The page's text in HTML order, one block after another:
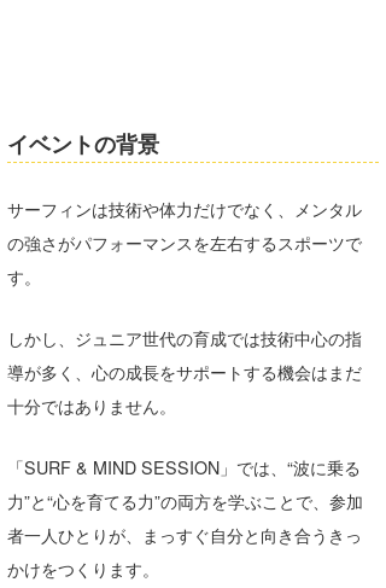
イベントの背景
サーフィンは技術や体力だけでなく、メンタル
の強さがパフォーマンスを左右するスポーツで
す。
しかし、ジュニア世代の育成では技術中心の指
導が多く、心の成長をサポートする機会はまだ
十分ではありません。
「SURF & MIND SESSION」では、“波に乗る
力”と“心を育てる力”の両方を学ぶことで、参加
者一人ひとりが、まっすぐ自分と向き合うきっ
かけをつくります。
arukasvision
嵯峨明日香
NOBUFUKU
大野”MAR”修聖
+☆maki☆+
H
KOBU
KY
MIN